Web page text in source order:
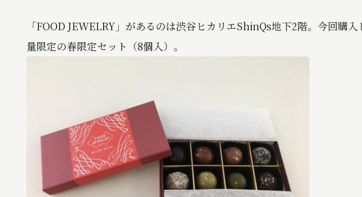
「FOOD JEWELRY」があるのは渋谷ヒカリエShinQs地下2階。今回購
量限定の春限定セット（8個入）。